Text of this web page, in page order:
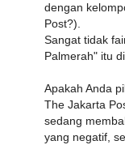
dengan
Post?).
Sangat tidak
Palmerah" itu
Apakah Anda
The Jakarta
sedang
yang negatif,